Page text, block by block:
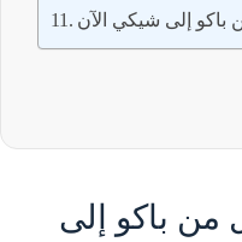
باكو إلى شيكي الآن
من باكو إلى